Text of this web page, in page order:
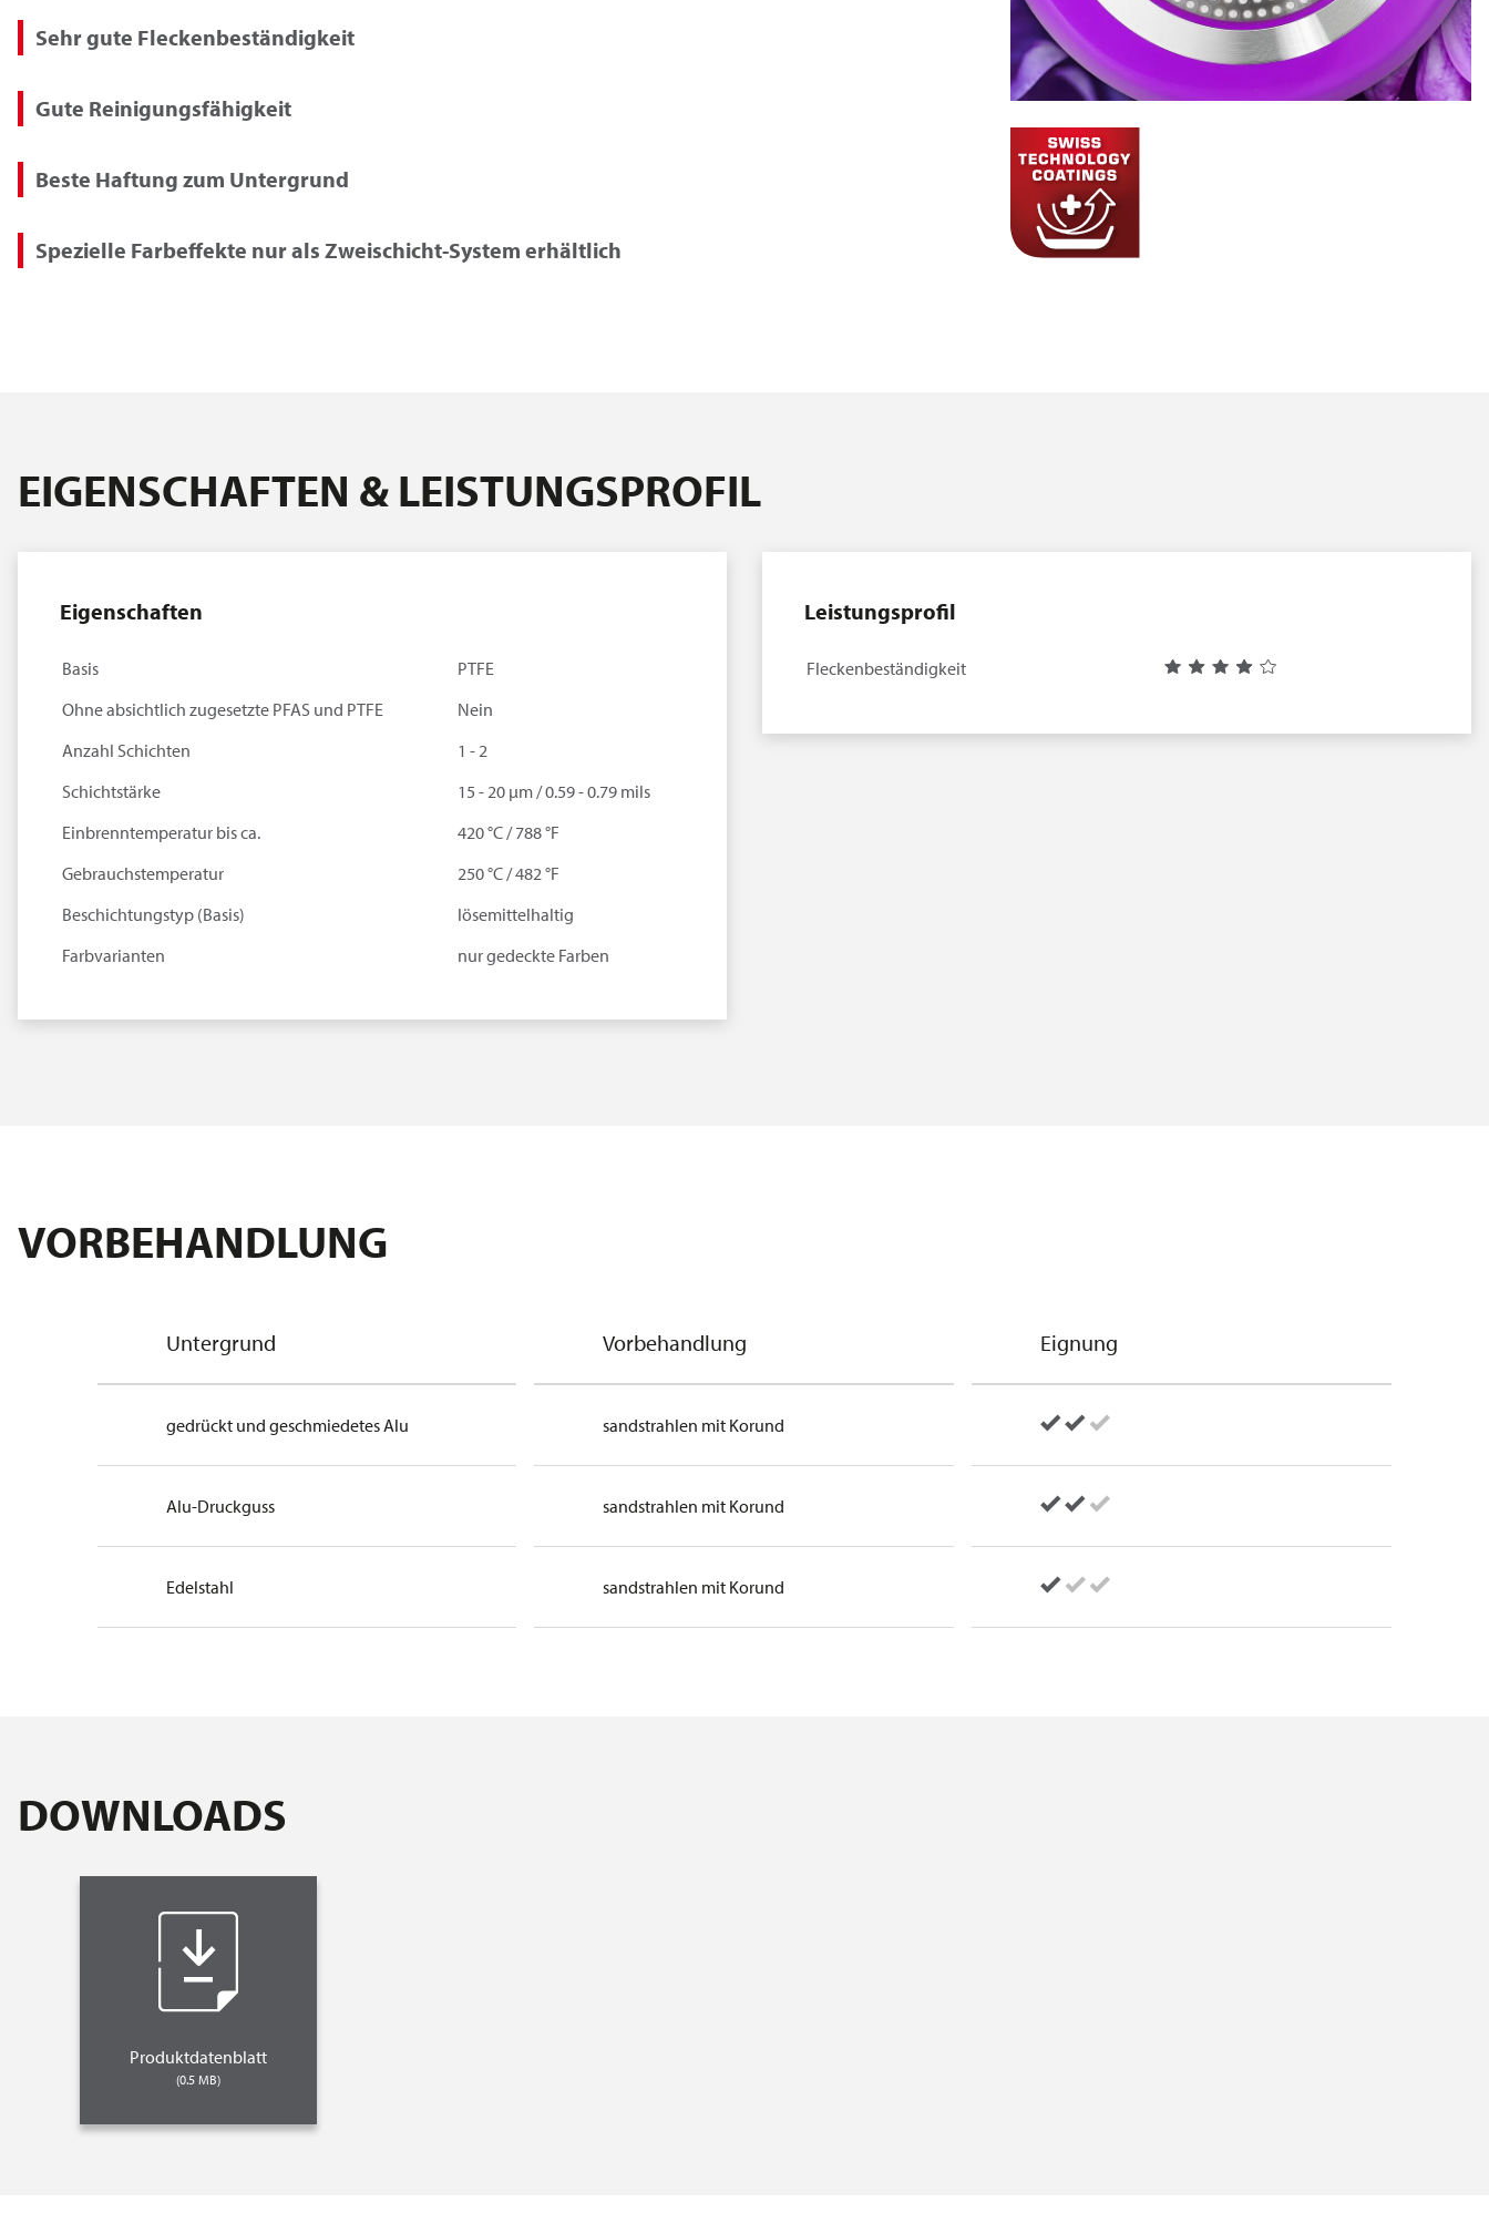
Sehr gute Fleckenbeständigkeit
Gute Reinigungsfähigkeit
Beste Haftung zum Untergrund
Spezielle Farbeffekte nur als Zweischicht-System erhältlich
EIGENSCHAFTEN & LEISTUNGSPROFIL
Eigenschaften
Basis
PTFE
Ohne absichtlich zugesetzte PFAS und PTFE
Nein
Anzahl Schichten
1 - 2
Schichtstärke
15 - 20 µm / 0.59 - 0.79 mils
Einbrenntemperatur bis ca.
420 °C / 788 °F
Gebrauchstemperatur
250 °C / 482 °F
Beschichtungstyp (Basis)
lösemittelhaltig
Farbvarianten
nur gedeckte Farben
Leistungsprofil
Fleckenbeständigkeit
VORBEHANDLUNG
Untergrund Vorbehandlung Eignung
gedrückt und geschmiedetes Alu sandstrahlen mit Korund
Alu-Druckguss sandstrahlen mit Korund
Edelstahl sandstrahlen mit Korund
DOWNLOADS
Produktdatenblatt
(0.5 MB)